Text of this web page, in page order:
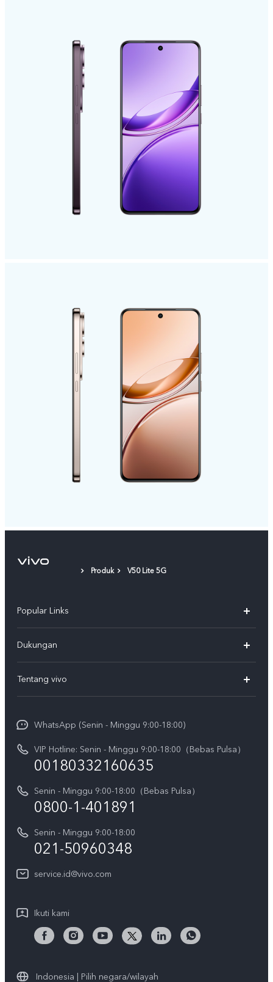
Produk V50 Lite 5G
Popular Links
T5
T5 Pro
V70 FE
Y05
X300 Pro
Gerai Terdekat
Dukungan
Service Center
Funtouch OS
Pembaruan Sistem
Harga Spare Part
Otentikasi IMEI
Kebijakan Garansi vivo
Layanan Perbaikan Antar Jemput
Unduh LUT untuk Memulihkan Log
Tentang vivo
Sejarah
Berita
Pemberitahuan Hukum
Tentang Kami
Pusat Privasi vivo
WhatsApp (Senin - Minggu 9:00-18:00)
VIP Hotline: Senin - Minggu 9:00-18:00（Bebas Pulsa）
00180332160635
Senin - Minggu 9:00-18:00（Bebas Pulsa）
0800-1-401891
Senin - Minggu 9:00-18:00
021-50960348
service.id@vivo.com
Ikuti kami
Indonesia | Pilih negara/wilayah